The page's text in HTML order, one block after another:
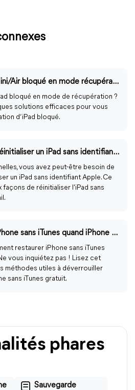
[Solutions] iPad Pro/Mini/Air bloqué en mode récupération
bloqué en mode de récupération ?
solutions efficaces pour vous
d’iPad bloqué.
[2 façons] Comment réinitialiser un iPad sans identifiant Apple
vous avez peut-être besoin de
un iPad sans identifiant Apple. Ce
de réinitialiser l'iPad sans
Comment restaurer iPhone sans iTunes quand iPhone désactivé ?
restaurer iPhone sans iTunes
vous inquiétez pas ! Lisez cet
méthodes utiles à déverrouiller
sans iTunes gratuit.
phares
Sauvegarde